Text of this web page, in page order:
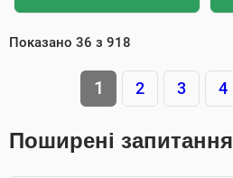
Показано 36 з 918
1 2 3 4
Поширені запитання